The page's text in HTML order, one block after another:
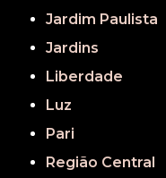
Jardim Paulista
Jardins
Liberdade
Luz
Pari
Região Central